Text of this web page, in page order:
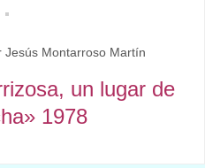
Montarroso Martín
un lugar de
1978